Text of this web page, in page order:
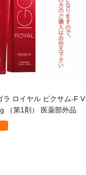
ラ ロイヤル ピクサム-F V
（第1剤） 医薬部外品